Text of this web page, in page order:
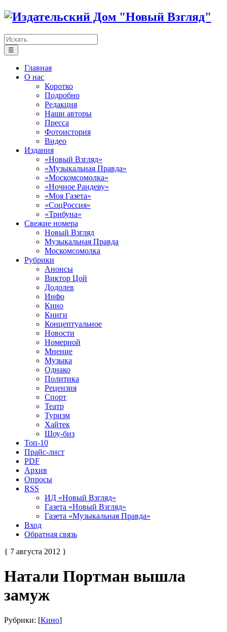
☰
Главная
О нас
Коротко
Подробно
Редакция
Наши авторы
Пресса
Фотоистория
Видео
Издания
«Новый Взгляд»
«Музыкальная Правда»
«Москомсомолка»
«Ночное Рандеву»
«Моя Газета»
«СоцРоссия»
«Трибуна»
Свежие номера
Новый Взгляд
Музыкальная Правда
Москомсомолка
Рубрики
Анонсы
Виктор Цой
Додолев
Инфо
Кино
Книги
Концептуальное
Новости
Номерной
Мнение
Музыка
Однако
Политика
Рецензия
Спорт
Театр
Туризм
Хайтек
Шоу-биз
Топ-10
Прайс-лист
PDF
Архив
Опросы
RSS
ИД «Новый Взгляд»
Газета «Новый Взгляд»
Газета «Музыкальная Правда»
Вход
Обратная связь
{ 7 августа 2012 }
Натали Портман вышла
замуж
Рубрики: [Кино]